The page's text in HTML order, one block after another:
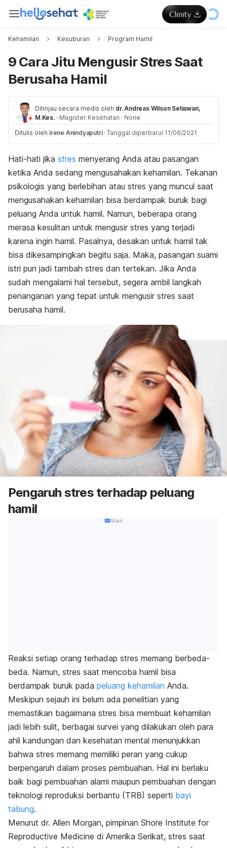
Kehamilan Kesuburan Program Hamil
9 Cara Jitu Mengusir Stres Saat
Berusaha Hamil
Ditinjau secara medis oleh dr. Andreas Wilson Setiawan,
M.Kes. · Magister Kesehatan · None
Ditulis oleh Irene Anindyaputri · Tanggal diperbarui 11/06/2021
Hati-hati jika stres menyerang Anda atau pasangan
ketika Anda sedang mengusahakan kehamilan. Tekanan
psikologis yang berlebihan atau stres yang muncul saat
mengusahakan kehamilan bisa berdampak buruk bagi
peluang Anda untuk hamil. Namun, beberapa orang
merasa kesulitan untuk mengusir stres yang terjadi
karena ingin hamil. Pasalnya, desakan untuk hamil tak
bisa dikesampingkan begitu saja. Maka, pasangan suami
istri pun jadi tambah stres dan tertekan. Jika Anda
sudah mengalami hal tersebut, segera ambil langkah
penanganan yang tepat untuk mengusir stres saat
berusaha hamil.
Pengaruh stres terhadap peluang
hamil
Iklan
Reaksi setiap orang terhadap stres memang berbeda-
beda. Namun, stres saat mencoba hamil bisa
berdampak buruk pada peluang kehamilan Anda.
Meskipun sejauh ini belum ada penelitian yang
memastikan bagaimana stres bisa membuat kehamilan
jadi lebih sulit, berbagai survei yang dilakukan oleh para
ahli kandungan dan kesehatan mental menunjukkan
bahwa stres memang memiliki peran yang cukup
berpengaruh dalam proses pembuahan. Hal ini berlaku
baik bagi pembuahan alami maupun pembuahan dengan
teknologi reproduksi berbantu (TRB) seperti bayi
tabung.
Menurut dr. Allen Morgan, pimpinan Shore Institute for
Reproductive Medicine di Amerika Serikat, stres saat